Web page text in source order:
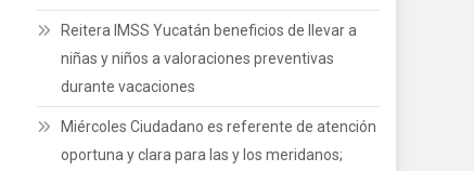
Reitera IMSS Yucatán beneficios de llevar a
niñas y niños a valoraciones preventivas
durante vacaciones
Miércoles Ciudadano es referente de atención
oportuna y clara para las y los meridanos;